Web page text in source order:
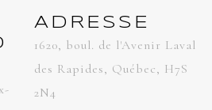
ADRESSE
1620, boul. de l'Avenir Laval
des Rapides, Québec, H7S
2N4